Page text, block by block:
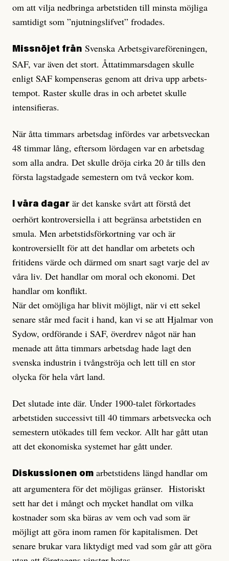
om att vilja nedbringa arbetstiden till minsta möjliga
samtidigt som ”njutningslifvet” frodades.
Missnöjet från Svenska Arbetsgivareföreningen,
SAF, var även det stort. Åttatimmarsdagen skulle
enligt SAF kompenseras genom att driva upp arbets­
tempot. Raster skulle dras in och arbetet skulle
intensifieras.
När åtta timmars arbetsdag infördes var arbetsveckan
48 timmar lång, eftersom lördagen var en arbetsdag
som alla andra. Det skulle dröja cirka 20 år tills den
första lagstadgade semestern om två veckor kom.
I våra dagar är det kanske svårt att förstå det
oerhört kontroversiella i att begränsa arbetstiden en
smula. Men arbetstidsförkortning var och är
kontroversiellt för att det handlar om arbetets och
fritidens värde och därmed om snart sagt varje del av
våra liv. Det handlar om moral och ekonomi. Det
handlar om konflikt.
När det omöjliga har blivit möjligt, när vi ett sekel
senare står med facit i hand, kan vi se att Hjalmar von
Sydow, ordförande i SAF, överdrev något när han
menade att åtta timmars arbetsdag hade lagt den
svenska industrin i tvångströja och lett till en stor
olycka för hela vårt land.
Det slutade inte där. Under 1900-talet förkortades
arbetstiden successivt till 40 timmars arbetsvecka och
semestern utökades till fem veckor. Allt har gått utan
att det ekonomiska systemet har gått under.
Diskussionen om arbetstidens längd handlar om
att argumentera för det möj­ligas gränser. Historiskt
sett har det i mångt och mycket handlat om vilka
kostnader som ska bäras av vem och vad som är
möjligt att göra inom ramen för kapitalismen. Det
senare brukar vara liktydigt med vad som går att göra